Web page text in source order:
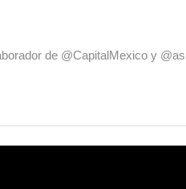
de @CapitalMexico y